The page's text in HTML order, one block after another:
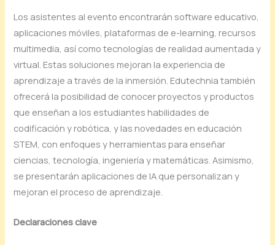
Los asistentes al evento encontrarán software educativo,
aplicaciones móviles, plataformas de e-learning, recursos
multimedia, así como tecnologías de realidad aumentada y
virtual. Estas soluciones mejoran la experiencia de
aprendizaje a través de la inmersión. Edutechnia también
ofrecerá la posibilidad de conocer proyectos y productos
que enseñan a los estudiantes habilidades de
codificación y robótica, y las novedades en educación
STEM, con enfoques y herramientas para enseñar
ciencias, tecnología, ingeniería y matemáticas. Asimismo,
se presentarán aplicaciones de IA que personalizan y
mejoran el proceso de aprendizaje.
Declaraciones clave